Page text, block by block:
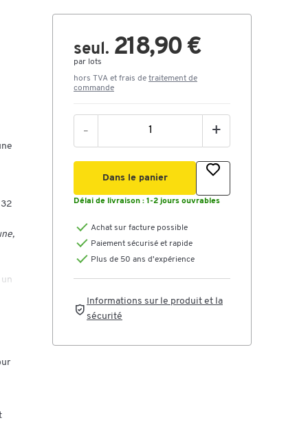
seul. 218,90 €
par lots
hors TVA et frais de traitement de
commande
- +
Dans le panier
Délai de livraison : 1-2 jours ouvrables
Achat sur facture possible
Paiement sécurisé et rapide
Plus de 50 ans d'expérience
Informations sur le produit et la
sécurité